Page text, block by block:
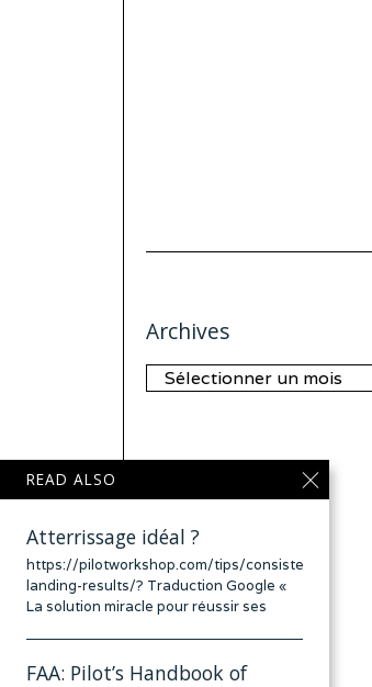
Archives
Archives
READ ALSO
Atterrissage idéal ?
https://pilotworkshop.com/tips/consistent-
landing-results/? Traduction Google «
La solution miracle pour réussir ses
FAA: Pilot’s Handbook of